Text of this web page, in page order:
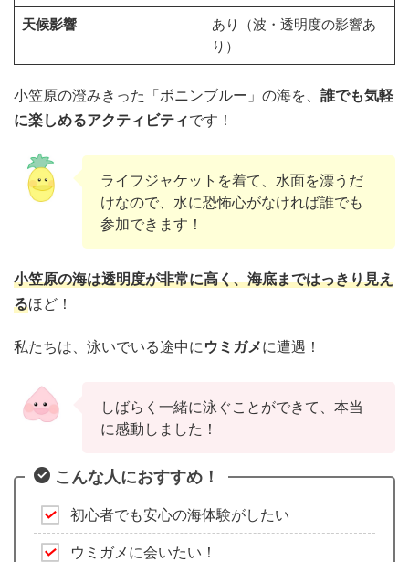
天候影響
あり（波・透明度の影響あ
り）
小笠原の澄みきった「ボニンブルー」の海を、 誰でも気軽
に楽しめるアクティビティです！
ライフジャケットを着て、水面を漂うだ
けなので、水に恐怖心がなければ誰でも
参加できます！
小笠原の海は透明度が非常に高く、海底まではっきり見え
るほど！
私たちは、泳いでいる途中に ウミガメに遭遇！
しばらく一緒に泳ぐことができて、本当
に感動しました！
こんな人におすすめ！
初心者でも安心の海体験がしたい
ウミガメに会いたい！